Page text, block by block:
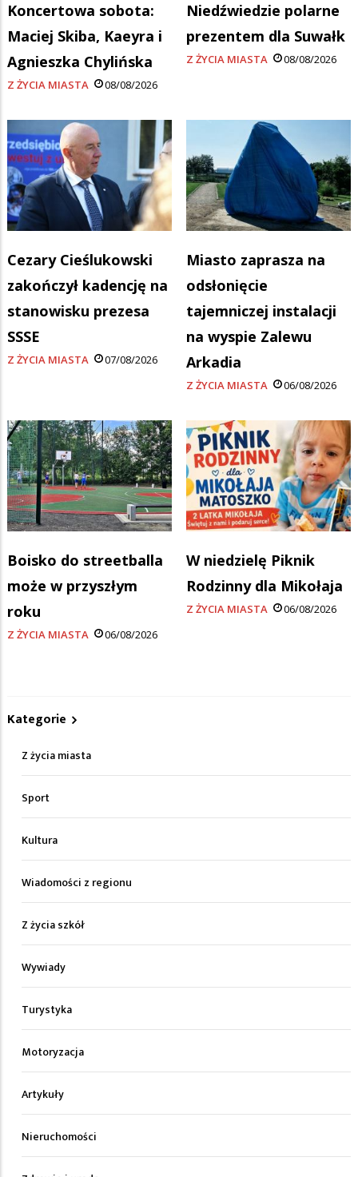
Koncertowa sobota:
Maciej Skiba, Kaeyra i
Agnieszka Chylińska
Z ŻYCIA MIASTA 08/08/2026
Niedźwiedzie polarne
prezentem dla Suwałk
Z ŻYCIA MIASTA 08/08/2026
Cezary Cieślukowski
zakończył kadencję na
stanowisku prezesa
SSSE
Z ŻYCIA MIASTA 07/08/2026
Miasto zaprasza na
odsłonięcie
tajemniczej instalacji
na wyspie Zalewu
Arkadia
Z ŻYCIA MIASTA 06/08/2026
Boisko do streetballa
może w przyszłym
roku
Z ŻYCIA MIASTA 06/08/2026
W niedzielę Piknik
Rodzinny dla Mikołaja
Z ŻYCIA MIASTA 06/08/2026
Kategorie
Z życia miasta
Sport
Kultura
Wiadomości z regionu
Z życia szkół
Wywiady
Turystyka
Motoryzacja
Artykuły
Nieruchomości